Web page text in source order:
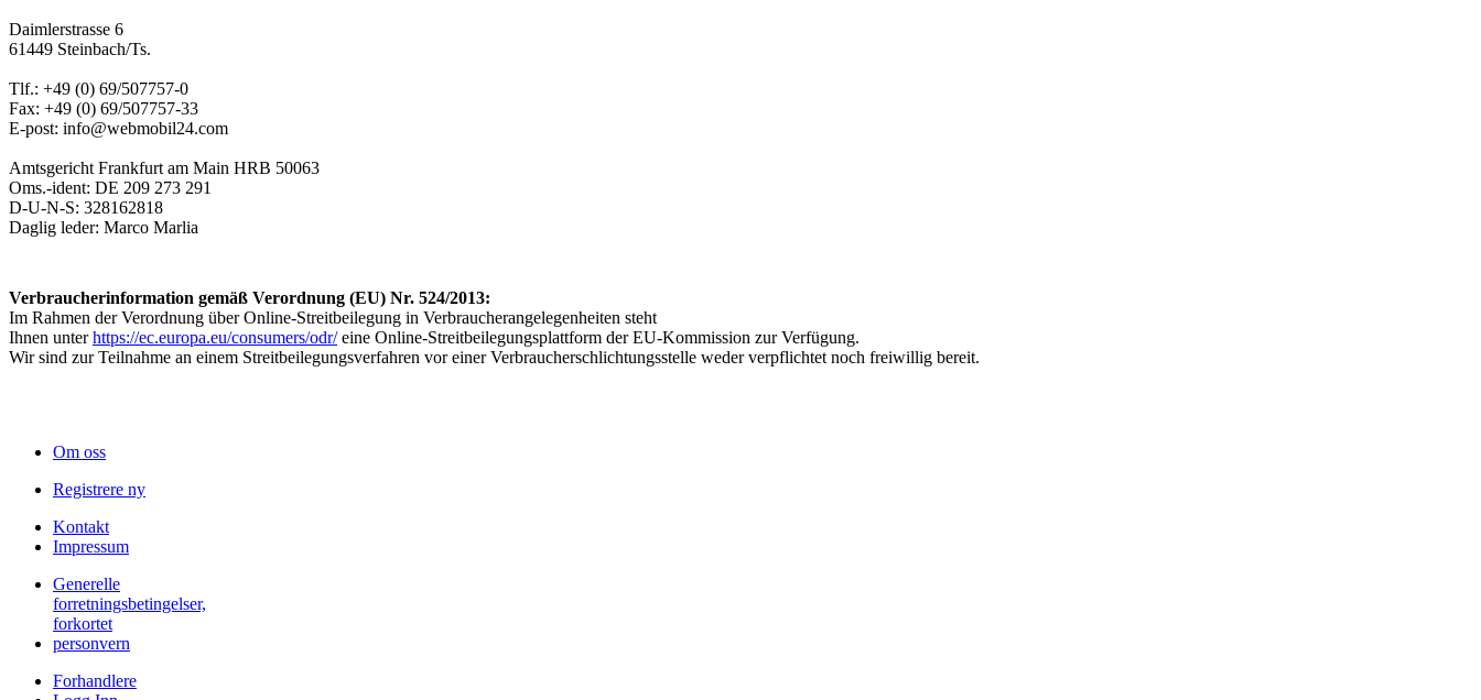
Daimlerstrasse 6
61449 Steinbach/Ts.
Tlf.: +49 (0) 69/507757-0
Fax: +49 (0) 69/507757-33
E-post: info@webmobil24.com
Amtsgericht Frankfurt am Main HRB 50063
Oms.-ident: DE 209 273 291
D-U-N-S: 328162818
Daglig leder: Marco Marlia
Verbraucherinformation gemäß Verordnung (EU) Nr. 524/2013:
Im Rahmen der Verordnung über Online-Streitbeilegung in Verbraucherangelegenheiten steht
Ihnen unterhttps://ec.europa.eu/consumers/odr/eine Online-Streitbeilegungsplattform der EU-Kommission zur Verfügung.
Wir sind zur Teilnahme an einem Streitbeilegungsverfahren vor einer Verbraucherschlichtungsstelle weder verpflichtet noch freiwillig bereit.
Om oss
Registrere ny
Kontakt
Impressum
Generelle
forretningsbetingelser,
forkortet
personvern
Forhandlere